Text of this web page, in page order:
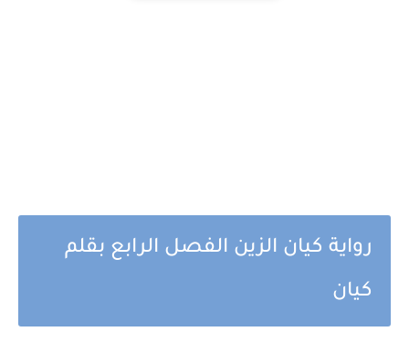
رواية كيان الزين الفصل الرابع بقلم
كيان